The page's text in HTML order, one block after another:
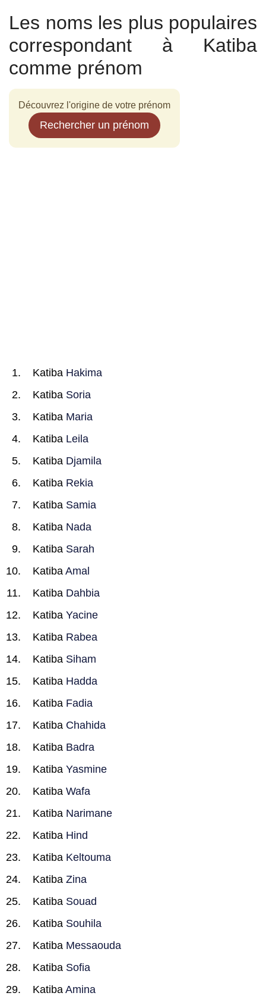
Les noms les plus populaires
correspondant à Katiba
comme prénom
Découvrez l'origine de votre prénom
Rechercher un prénom
Katiba Hakima
Katiba Soria
Katiba Maria
Katiba Leila
Katiba Djamila
Katiba Rekia
Katiba Samia
Katiba Nada
Katiba Sarah
Katiba Amal
Katiba Dahbia
Katiba Yacine
Katiba Rabea
Katiba Siham
Katiba Hadda
Katiba Fadia
Katiba Chahida
Katiba Badra
Katiba Yasmine
Katiba Wafa
Katiba Narimane
Katiba Hind
Katiba Keltouma
Katiba Zina
Katiba Souad
Katiba Souhila
Katiba Messaouda
Katiba Sofia
Katiba Amina